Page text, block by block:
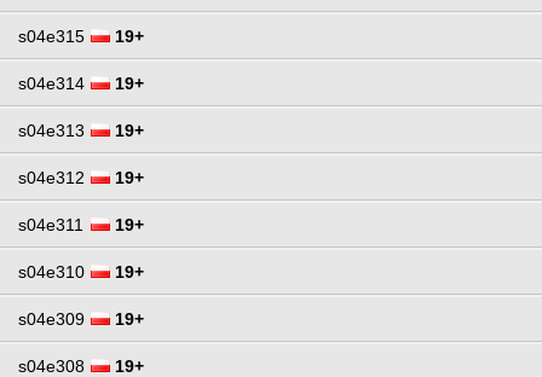
s04e315 19+
s04e314 19+
s04e313 19+
s04e312 19+
s04e311 19+
s04e310 19+
s04e309 19+
s04e308 19+